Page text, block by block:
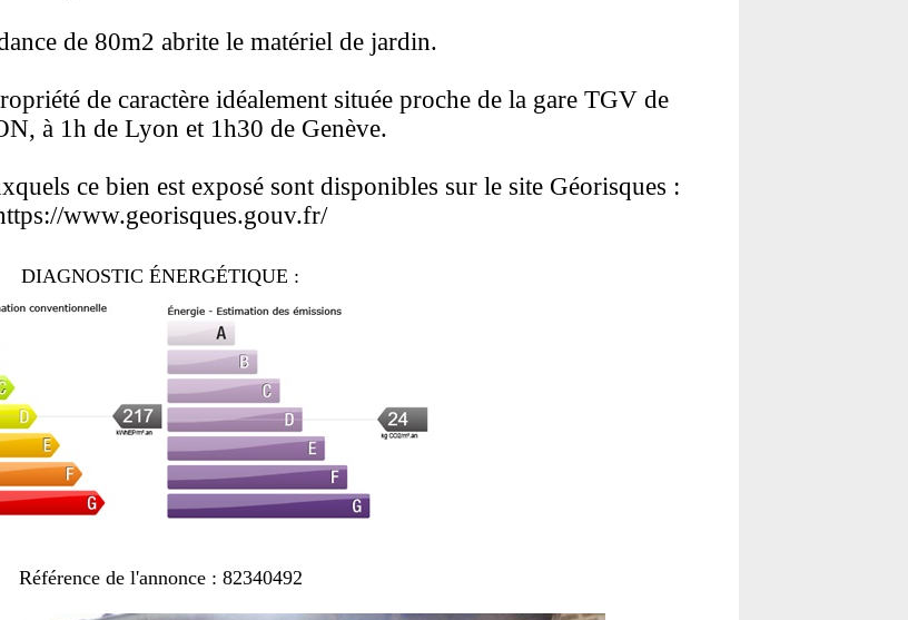
de 80m2 abrite le matériel de jardin.
de caractère idéalement située proche de la gare TGV de
à 1h de Lyon et 1h30 de Genève.
ce bien est exposé sont disponibles sur le site Géorisques :
www.georisques.gouv.fr/
DIAGNOSTIC ÉNERGÉTIQUE :
Référence de l'annonce : 82340492